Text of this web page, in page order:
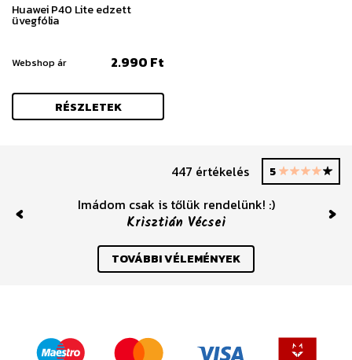
Huawei P40 Lite edzett
üvegfólia
Webshop ár 2.990 Ft
RÉSZLETEK
447 értékelés 5
Imádom csak is tőlük rendelünk! :)
Krisztián Vécsei